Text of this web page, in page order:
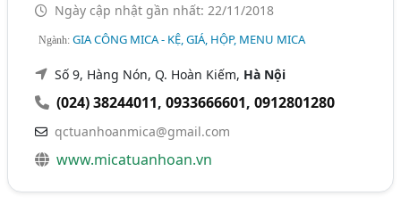
Ngày cập nhật gần nhất: 22/11/2018
Ngành:GIA CÔNG MICA - KỆ, GIÁ, HỘP, MENU MICA
Số 9, Hàng Nón, Q. Hoàn Kiếm, Hà Nội
(024) 38244011,0933666601,0912801280
qctuanhoanmica@gmail.com
www.micatuanhoan.vn